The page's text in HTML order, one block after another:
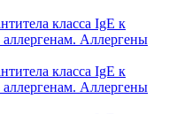
класса IgE к
Аллергены
класса IgE к
Аллергены